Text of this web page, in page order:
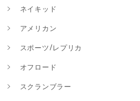
ネイキッド
アメリカン
スポーツ/レプリカ
オフロード
スクランブラー